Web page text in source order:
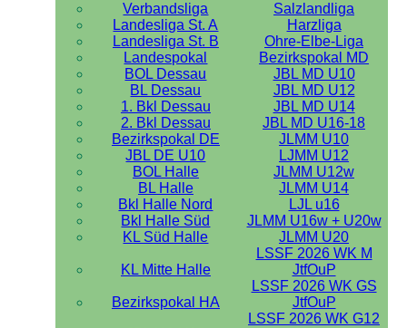
Verbandsliga
Salzlandliga
Landesliga St. A
Harzliga
Landesliga St. B
Ohre-Elbe-Liga
Landespokal
Bezirkspokal MD
BOL Dessau
JBL MD U10
BL Dessau
JBL MD U12
1. Bkl Dessau
JBL MD U14
2. Bkl Dessau
JBL MD U16-18
Bezirkspokal DE
JLMM U10
JBL DE U10
LJMM U12
BOL Halle
JLMM U12w
BL Halle
JLMM U14
Bkl Halle Nord
LJL u16
Bkl Halle Süd
JLMM U16w + U20w
KL Süd Halle
JLMM U20
KL Mitte Halle
LSSF 2026 WK M
JtfOuP
Bezirkspokal HA
LSSF 2026 WK GS
JtfOuP
LSSF 2026 WK G12